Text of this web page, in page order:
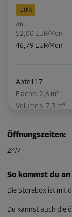
-10%
Ab
52,00 EUR/Mon
46,79 EUR/Mon
Abteil 17
Fläche: 2,6 m²
Volumen: 7,3 m³
-20%
69,00 EUR/Mon
55,19 EUR/Mon
Öffnungszeiten:
24/7
So kommst du an
Die Storebox ist mit
Du kannst auch die